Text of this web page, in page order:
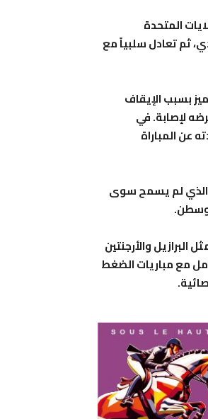
المتحدة
تركيا (1-0)، رغم النقص العددي، ثم تعادل سلبياً مع
بسبب الإيقاف
لإصابة. في
عن المباراة
الذي لم يسمح سوى
والأرجنتين
مع مباريات الضغط